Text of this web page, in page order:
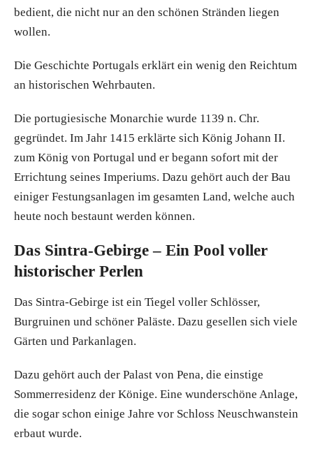
bedient, die nicht nur an den schönen Stränden liegen
wollen.
Die Geschichte Portugals erklärt ein wenig den Reichtum
an historischen Wehrbauten.
Die portugiesische Monarchie wurde 1139 n. Chr.
gegründet. Im Jahr 1415 erklärte sich König Johann II.
zum König von Portugal und er begann sofort mit der
Errichtung seines Imperiums. Dazu gehört auch der Bau
einiger Festungsanlagen im gesamten Land, welche auch
heute noch bestaunt werden können.
Das Sintra-Gebirge – Ein Pool voller
historischer Perlen
Das Sintra-Gebirge ist ein Tiegel voller Schlösser,
Burgruinen und schöner Paläste. Dazu gesellen sich viele
Gärten und Parkanlagen.
Dazu gehört auch der Palast von Pena, die einstige
Sommerresidenz der Könige. Eine wunderschöne Anlage,
die sogar schon einige Jahre vor Schloss Neuschwanstein
erbaut wurde.